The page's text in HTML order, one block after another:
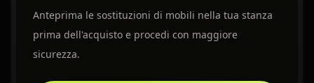
Anteprima le sostituzioni di mobili nella tua stanza
prima dell'acquisto e procedi con maggiore
sicurezza.